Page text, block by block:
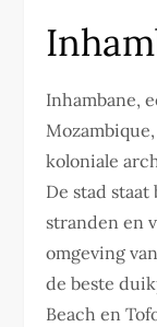
Inhambane,
koloniale
De stad
stranden en
omgeving
de beste
Beach en